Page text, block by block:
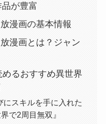
が豊富
漫画の基本情報
漫画とは？ジャン
るおすすめ異世界
にスキルを手に入れた
で2周目無双』